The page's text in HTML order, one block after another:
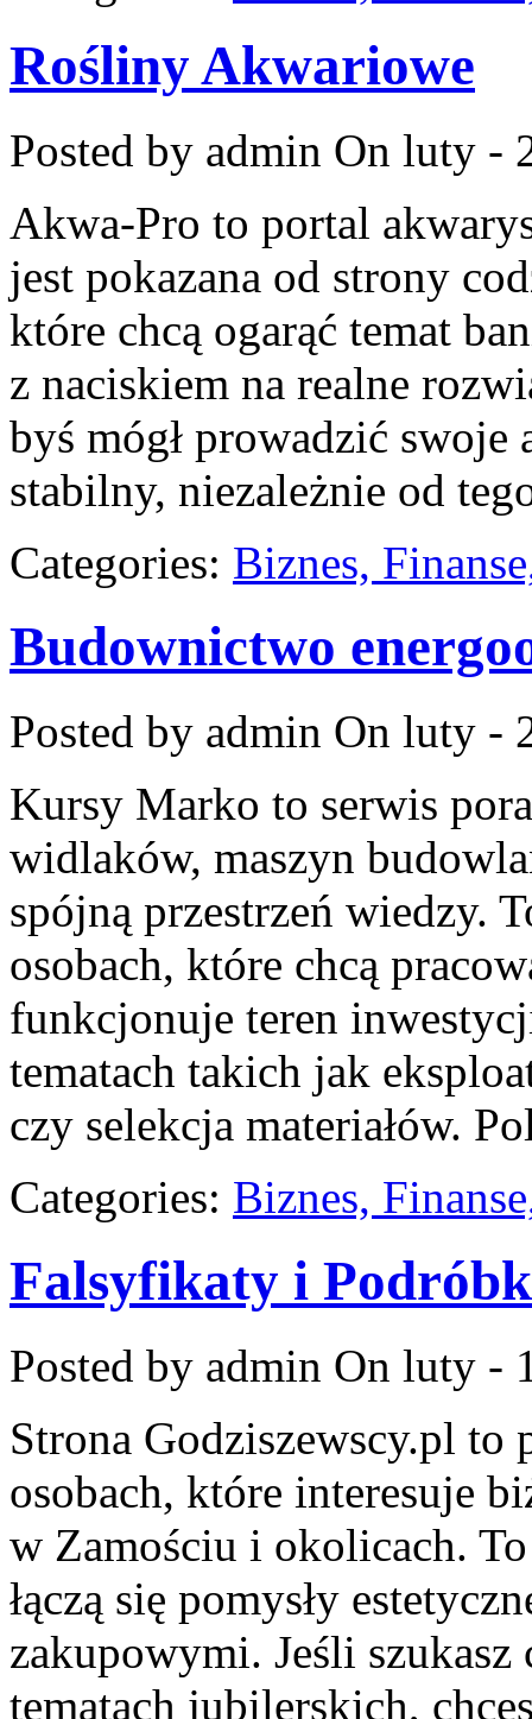
Rośliny Akwariowe
Posted by admin On luty -
Akwa-Pro to portal
jest pokazana od strony
które chcą ogarąć temat
z naciskiem na realne
byś mógł prowadzić
stabilny, niezależnie od
Categories: Biznes,
Budownictwo
Posted by admin On luty -
Kursy Marko to serwis
widlaków, maszyn
spójną przestrzeń wiedzy.
osobach, które chcą
funkcjonuje teren
tematach takich jak
czy selekcja materiałów.
Categories: Biznes,
Falsyfikaty i
Posted by admin On luty -
Strona Godziszewscy.pl to
osobach, które interesuje
w Zamościu i okolicach.
łączą się pomysły
zakupowymi. Jeśli
tematach jubilerskich,